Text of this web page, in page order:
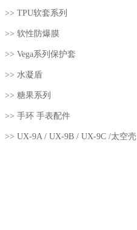
>> TPU软套系列
>> 软性防爆膜
>> Vega系列保护套
>> 水凝盾
>> 糖果系列
>> 手环 手表配件
>> UX-9A / UX-9B / UX-9C /太空壳